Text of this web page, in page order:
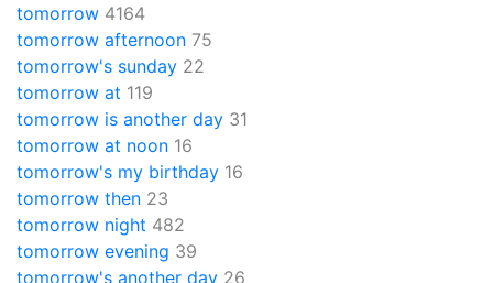
tomorrow 4164
tomorrow afternoon 75
tomorrow's sunday 22
tomorrow at 119
tomorrow is another day 31
tomorrow at noon 16
tomorrow's my birthday 16
tomorrow then 23
tomorrow night 482
tomorrow evening 39
tomorrow's another day 26